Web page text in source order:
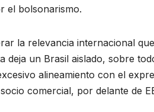
el bolsonarismo.
la relevancia internacional
deja un Brasil aislado, sobre
alineamiento con el
comercial, por delante de